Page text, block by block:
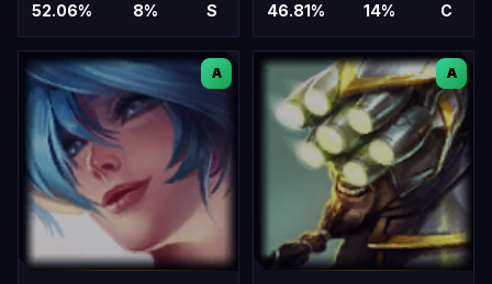
52.06% 8% S 46.81% 14% C
A A